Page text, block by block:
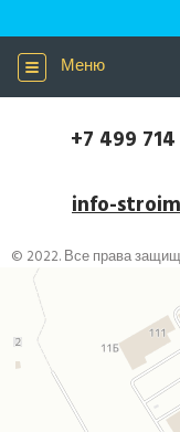
Меню
+7 499
info-
© 2022. Все права